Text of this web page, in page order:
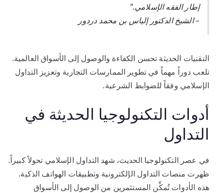
إطار الفقه الإسلامي.”
– الشيخ الدكتور إلياس بن محمد دردور
التقنيات الحديثة تحسن الكفاءة والوصول إلى الأسواق العالمية.
تلعب دوراً مهماً في تطوير الممارسات التجارية وتعزيز التداول
الإسلامي وفقاً للضوابط الشرعية.
أدوات التكنولوجيا الحديثة في
التداول
في عصر التكنولوجيا الحديث، شهد التداول الإسلامي تحولاً كبيراً.
ظهرت منصات التداول الإلكترونية وتطبيقات الهواتف الذكية.
هذه الأدوات تُمكِّن المستثمرين من الوصول إلى الأسواق